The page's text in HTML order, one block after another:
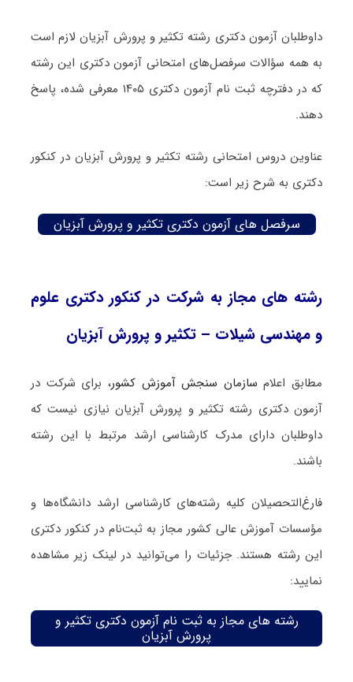
داوطلبان آزمون دکتری رشته تکثیر و پرورش آبزیان لازم است
به همه سؤالات سرفصل‌های امتحانی آزمون دکتری این رشته
که در دفترچه‌ ثبت نام آزمون دکتری ۱۴۰۵ معرفی شده، پاسخ
دهند.
عناوین دروس امتحانی رشته تکثیر و پرورش آبزیان در کنکور
دکتری به شرح زیر است:
سرفصل های آزمون دکتری تکثیر و پرورش آبزیان
رشته های مجاز به شرکت در کنکور دکتری علوم
و مهندسی شیلات – تکثیر و پرورش آبزیان
مطابق اعلام سازمان سنجش آموزش کشور، برای شرکت در
آزمون دکتری رشته تکثیر و پرورش آبزیان نیازی نیست که
داوطلبان دارای مدرک کارشناسی ارشد مرتبط با این رشته
باشند.
فارغ‌‌التحصیلان کلیه رشته‌های کارشناسی ارشد دانشگاه‌ها و
مؤسسات آموزش عالی کشور مجاز به ثبت‌نام در کنکور دکتری
این رشته هستند. جزئیات را می‌توانید در لینک زیر مشاهده
نمایید:
رشته های مجاز به ثبت نام آزمون دکتری تکثیر و
پرورش آبزیان